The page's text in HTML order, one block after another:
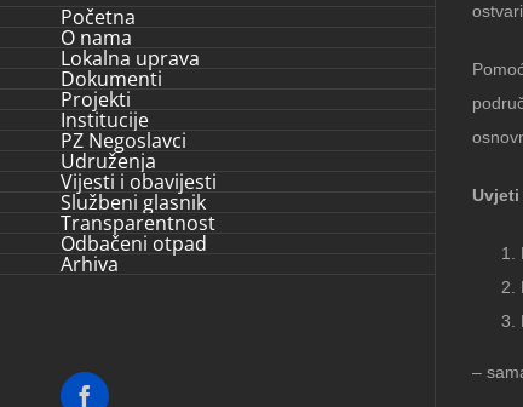
Početna
O nama
Lokalna uprava
Dokumenti
Projekti
Institucije
PZ Negoslavci
Udruženja
Vijesti i obavijesti
Službeni glasnik
Transparentnost
Odbačeni otpad
Arhiva
Facebook
–